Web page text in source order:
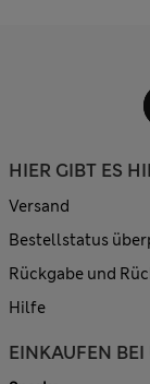
HIER GIBT ES
Versand
Bestellstatus
Rückgabe und
Hilfe
EINKAUFEN BEI